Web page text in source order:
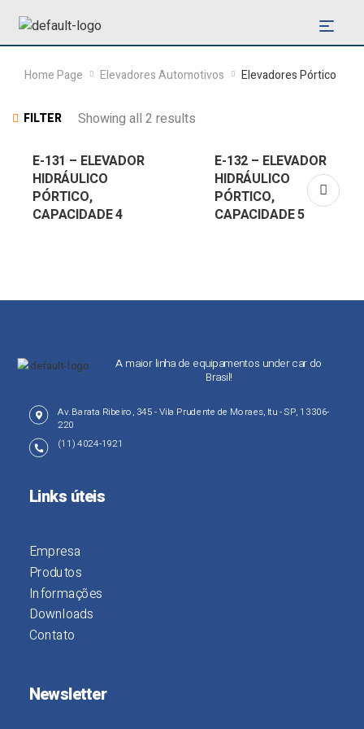
Home Page Elevadores Automotivos Elevadores Pórtico
FILTER Showing all 2 results
E-131 – ELEVADOR
HIDRÁULICO
PÓRTICO,
CAPACIDADE 4
E-132 – ELEVADOR
HIDRÁULICO
PÓRTICO,
CAPACIDADE 5
A maior linha de equipamentos under car do
Brasil!
Av. Barata Ribeiro, 345 - Vila Prudente de Moraes, Itu - SP, 13306-
220
(11) 4024-1921
Links úteis
Empresa
Produtos
Informações
Downloads
Contato
Newsletter